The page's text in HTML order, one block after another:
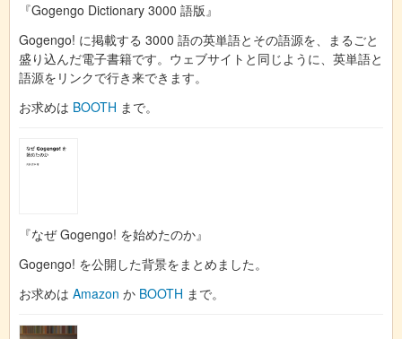
『Gogengo Dictionary 3000 語版』
Gogengo! に掲載する 3000 語の英単語とその語源を、まるごと
盛り込んだ電子書籍です。ウェブサイトと同じように、英単語と
語源をリンクで行き来できます。
お求めは BOOTH まで。
『なぜ Gogengo! を始めたのか』
Gogengo! を公開した背景をまとめました。
お求めは Amazon か BOOTH まで。